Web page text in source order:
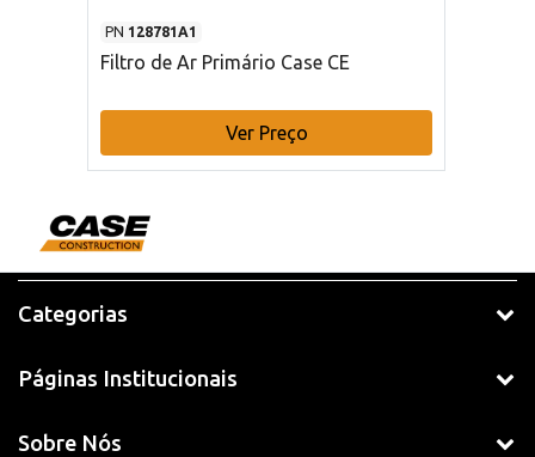
PN 128781A1
Filtro de Ar Primário Case CE
Ver Preço
Categorias
Páginas Institucionais
Sobre Nós